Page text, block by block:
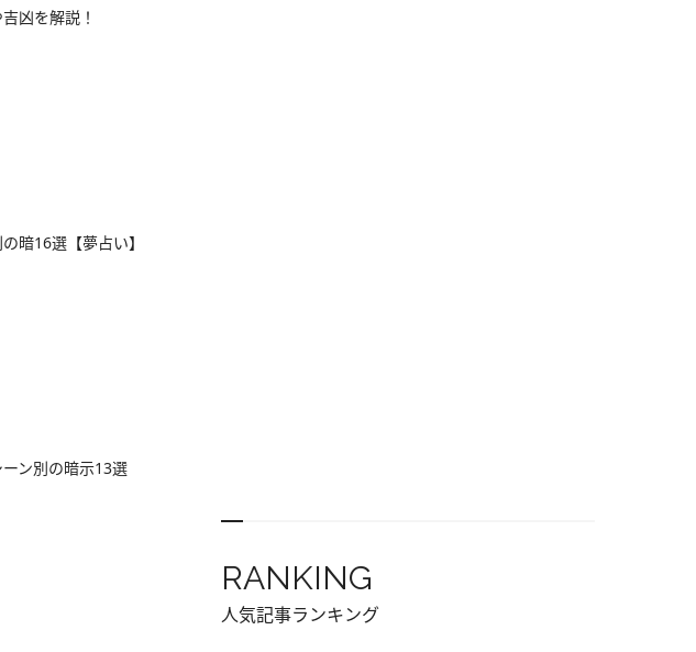
凶を解説！
暗16選【夢占い】
ン別の暗示13選
RANKING
人気記事ランキング